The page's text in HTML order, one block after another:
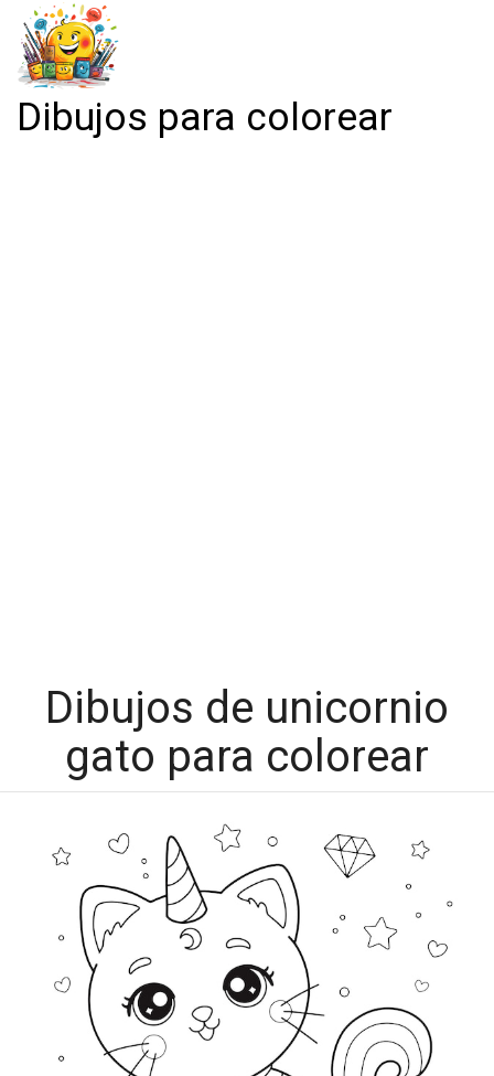
Dibujos para colorear
Dibujos de unicornio
gato para colorear